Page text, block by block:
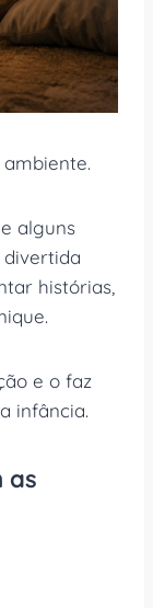
alguns
divertida
histórias,
e o faz
infância.
as